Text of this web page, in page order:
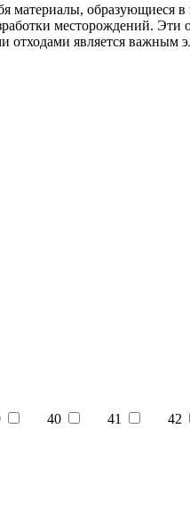
образующиеся в
месторождений.
отходами является
40 41 42